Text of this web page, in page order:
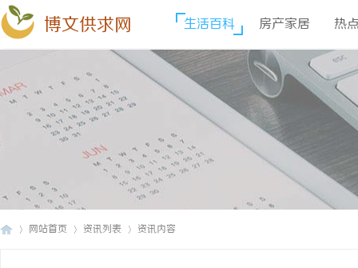
博文供求网 生活百科 房产家居 热
网站首页 资讯列表 资讯内容